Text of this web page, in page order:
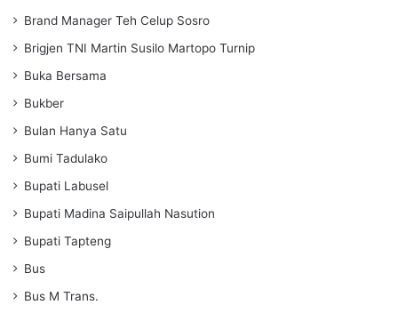
Brand Manager Teh Celup Sosro
Brigjen TNI Martin Susilo Martopo Turnip
Buka Bersama
Bukber
Bulan Hanya Satu
Bumi Tadulako
Bupati Labusel
Bupati Madina Saipullah Nasution
Bupati Tapteng
Bus
Bus M Trans.